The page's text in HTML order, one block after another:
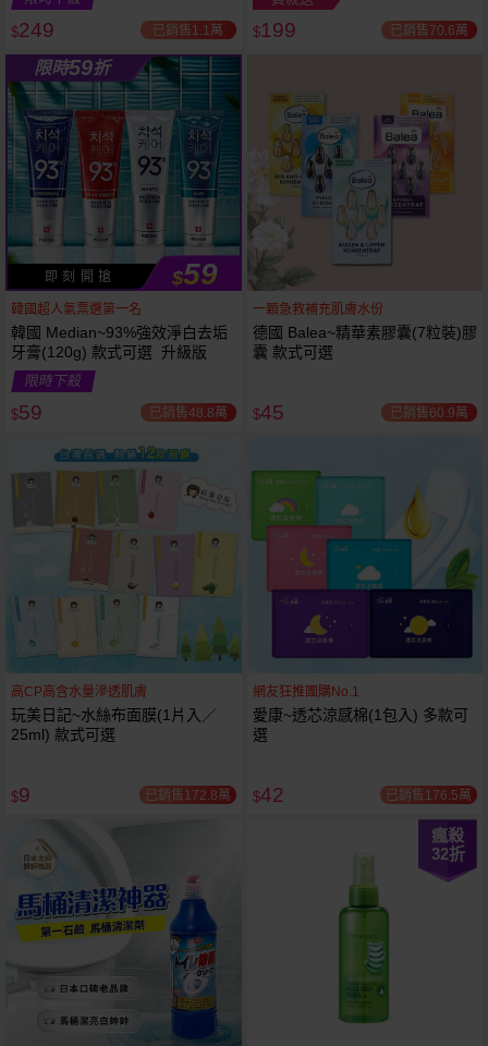
越多越
便宜
$249 已銷售1.1萬 $199 已銷售70.6萬
限時59折
即 刻 開 搶 $59
韓國超人氣票選第一名
韓國 Median~93%強效淨白去垢
牙膏(120g) 款式可選 升級版
限時下殺
$59 已銷售48.8萬
一顆急救補充肌膚水份
德國 Balea~精華素膠囊(7粒裝)膠
囊 款式可選
$45 已銷售60.9萬
高CP高含水量滲透肌膚
玩美日記~水絲布面膜(1片入／
25ml) 款式可選
$9 已銷售172.8萬
網友狂推團購No.1
愛康~透芯涼感棉(1包入) 多款可
選
$42 已銷售176.5萬
瘋殺
32折